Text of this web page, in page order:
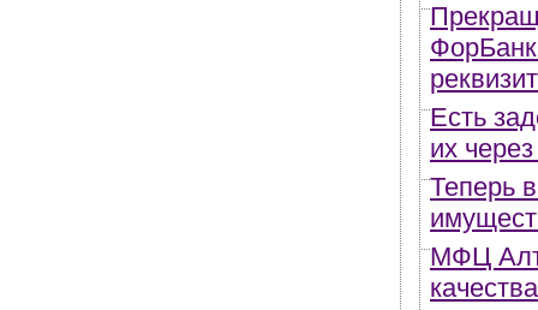
Есть
их
Теперь
МФЦ